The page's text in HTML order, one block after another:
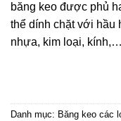
băng keo được phủ
thể dính chặt với hầu
nhựa, kim loại, kính,…
Danh mục: Băng keo các